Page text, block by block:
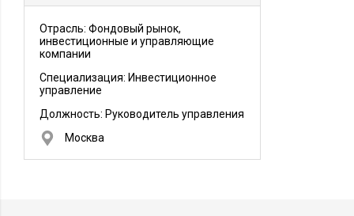
Отрасль: Фондовый рынок,
инвестиционные и управляющие
компании
Специализация: Инвестиционное
управление
Должность: Руководитель управления
Москва